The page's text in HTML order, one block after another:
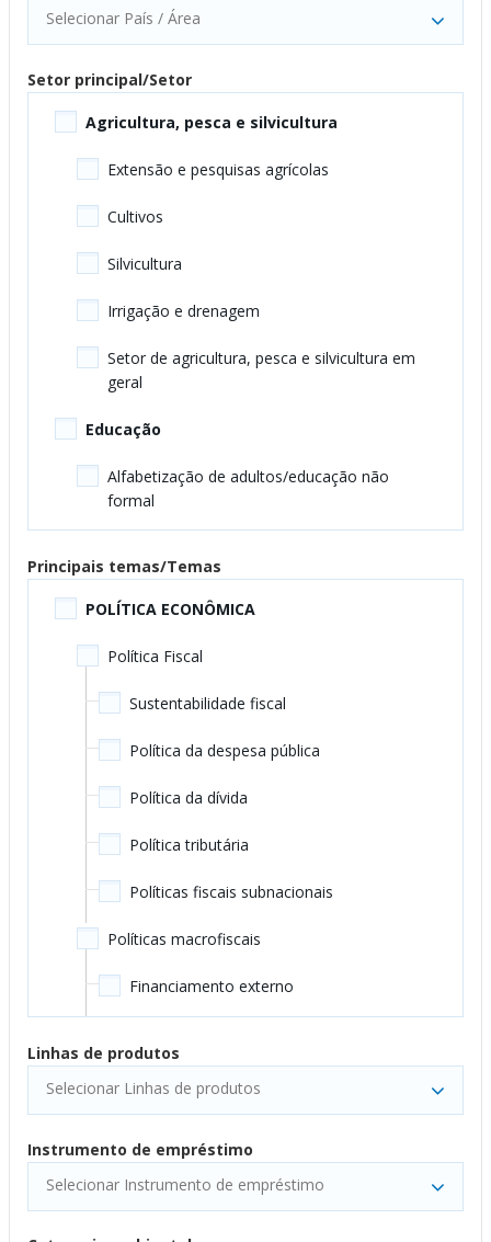
Selecionar País / Área
Setor principal/Setor
Agricultura, pesca e silvicultura
Extensão e pesquisas agrícolas
Cultivos
Silvicultura
Irrigação e drenagem
Setor de agricultura, pesca e silvicultura em
geral
Educação
Alfabetização de adultos/educação não
formal
Ensino médio
Ensino superior
Energia e mineração
Transmissão e distribuição de eletricidade
Mineração de carvão
Setor de energia em geral
Energia hidrelétrica
Finanças
Operações bancárias
Mercados de capital
Pensões e seguro não compulsórios
Principais temas/Temas
POLÍTICA ECONÔMICA
Política Fiscal
Sustentabilidade fiscal
Política da despesa pública
Política da dívida
Política tributária
Políticas fiscais subnacionais
Políticas macrofiscais
Financiamento externo
Resiliência macroeconômica
Crescimento Inclusivo
Linhas de produtos
Selecionar Linhas de produtos
Instrumento de empréstimo
Selecionar Instrumento de empréstimo